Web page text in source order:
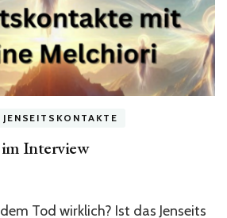
JENSEITSKONTAKTE
Interview
Tod wirklich? Ist das Jenseits